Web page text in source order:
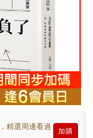
精選周邊看過
加購